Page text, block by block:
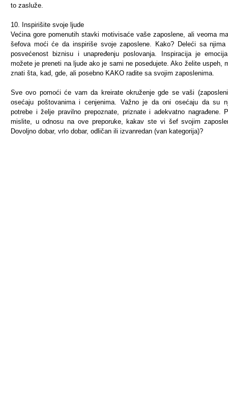
to zasluže.
10. Inspirišite svoje ljude
Većina gore pomenutih stavki motivisaće vaše zaposlene, ali veoma
šefova moći će da inspiriše svoje zaposlene. Kako? Deleći sa njima
posvećenost biznisu i unapređenju poslovanja. Inspiracija je
možete je preneti na ljude ako je sami ne posedujete. Ako želite uspeh,
znati šta, kad, gde, ali posebno KAKO radite sa svojim zaposlenima.
Sve ovo pomoći će vam da kreirate okruženje gde se vaši
osećaju poštovanima i cenjenima. Važno je da oni osećaju da su
potrebe i želje pravilno prepoznate, priznate i adekvatno nagrađene.
mislite, u odnosu na ove preporuke, kakav ste vi šef svojim
Dovoljno dobar, vrlo dobar, odličan ili izvanredan (van kategorija)?